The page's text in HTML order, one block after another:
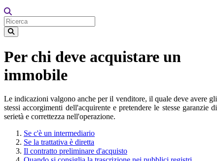
Per chi deve acquistare un
immobile
Le indicazioni valgono anche per il venditore, il quale deve avere gli
stessi accorgimenti dell'acquirente e pretendere le stesse garanzie di
serietà e correttezza nell'operazione.
Se c'è un intermediario
Se la trattativa è diretta
Il contratto preliminare d'acquisto